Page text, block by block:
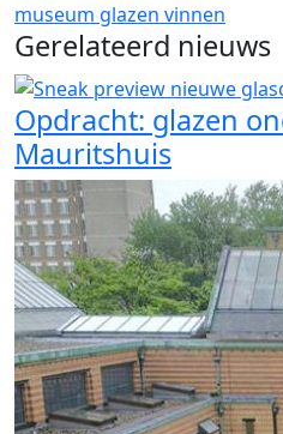
museum glazen vinnen
Gerelateerd nieuws
Opdracht: glazen
Mauritshuis